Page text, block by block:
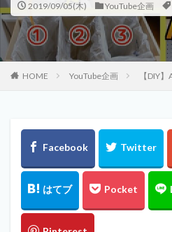
2019/09/05(木) YouTube企画
HOME YouTube企画 【DIY